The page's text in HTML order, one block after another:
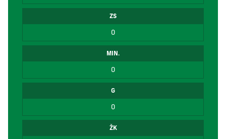
ZS
0
MIN.
0
G
0
ŽK